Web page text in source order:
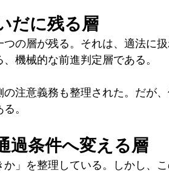
だに残る層
の層が残る。それは、適法に
機械的な前進判定層である。
注意義務も整理された。だが
。
条件へ変える層
」を整理している。しかし、